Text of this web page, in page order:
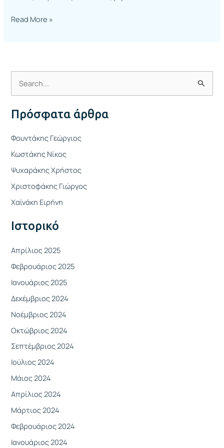
Read More »
ν
α
ή
τ
η
σ
η
ι
Πρόσφατα άρθρα
Φουντάκης Γεώργιος
Κωστάκης Νίκος
Ψυχαράκης Χρήστος
Χριστοφάκης Γιώργος
Χαϊνάκη Ειρήνη
Ιστορικό
Απρίλιος 2025
Φεβρουάριος 2025
Ιανουάριος 2025
Δεκέμβριος 2024
Νοέμβριος 2024
Οκτώβριος 2024
Σεπτέμβριος 2024
Ιούλιος 2024
Μάιος 2024
Απρίλιος 2024
Μάρτιος 2024
Φεβρουάριος 2024
Ιανουάριος 2024